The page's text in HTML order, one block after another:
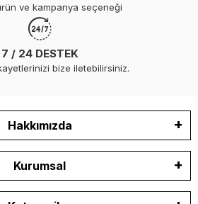
ve kampanya seçeneği
7 / 24 DESTEK
bize iletebilirsiniz.
Hakkımızda
Kurumsal